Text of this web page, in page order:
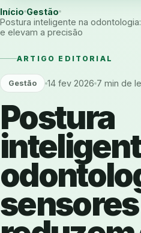
Início Gestão
Postura inteligente na
e elevam a precisão
ARTIGO EDITORIAL
Gestão 14 fev 2026 7 min de
Postura